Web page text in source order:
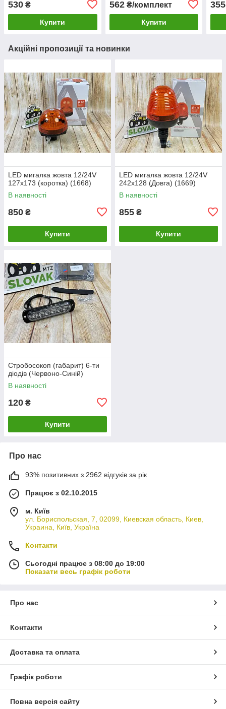
530 ₴
Купити
562₴/комплект
Купити
355
Акційні пропозиції та новинки
LED мигалка жовта 12/24V
127х173 (коротка) (1668)
В наявності
850 ₴
Купити
LED мигалка жовта 12/24V
242х128 (Довга) (1669)
В наявності
855 ₴
Купити
Стробосокоп (габарит) 6-ти
діодів (Червоно-Синій)
В наявності
120 ₴
Купити
Про нас
93% позитивних з 2962 відгуків за рік
Працює з 02.10.2015
м. Київ
ул. Бориспольская, 7, 02099, Киевская область, Киев,
Украина, Київ, Україна
Контакти
Сьогодні працює з 08:00 до 19:00
Показати весь графік роботи
Про нас
Контакти
Доставка та оплата
Графік роботи
Повна версія сайту